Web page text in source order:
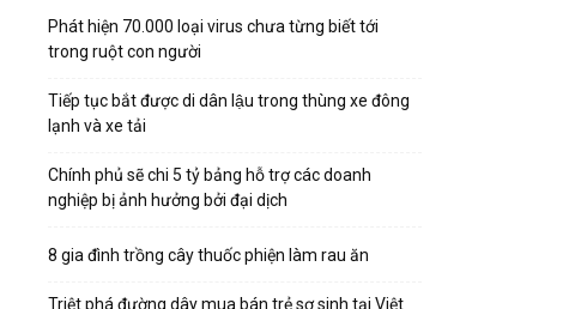
Phát hiện 70.000 loại virus chưa từng biết tới
trong ruột con người
Tiếp tục bắt được di dân lậu trong thùng xe đông
lạnh và xe tải
Chính phủ sẽ chi 5 tỷ bảng hỗ trợ các doanh
nghiệp bị ảnh hưởng bởi đại dịch
8 gia đình trồng cây thuốc phiện làm rau ăn
Triệt phá đường dây mua bán trẻ sơ sinh tại Việt